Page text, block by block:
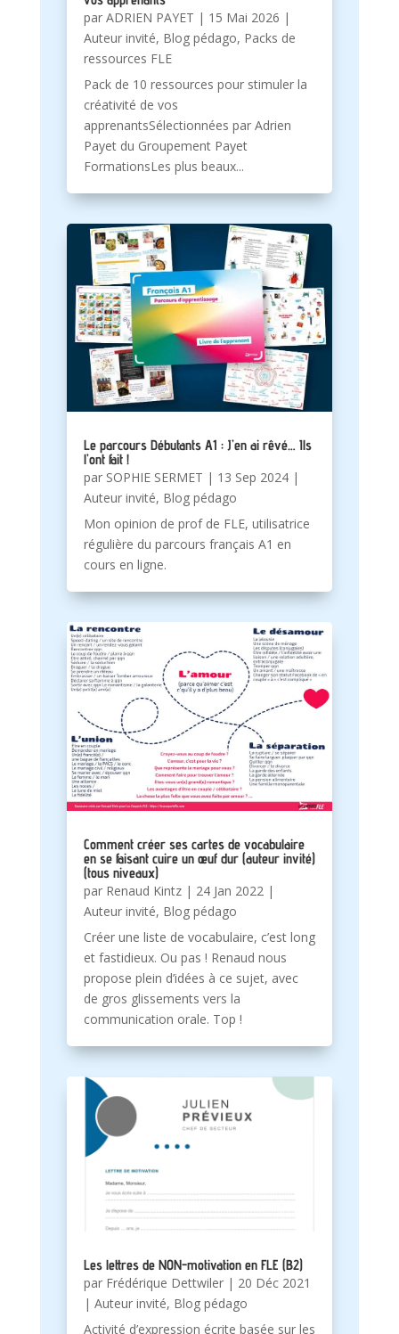
par ADRIEN PAYET | 15 Mai 2026 |
Auteur invité, Blog pédago, Packs de
ressources FLE
Pack de 10 ressources pour stimuler la
créativité de vos
apprenantsSélectionnées par Adrien
Payet du Groupement Payet
FormationsLes plus beaux...
Le parcours Débutants A1 : J’en ai rêvé… Ils
l’ont fait !
par SOPHIE SERMET | 13 Sep 2024|
Auteur invité, Blog pédago
Mon opinion de prof de FLE, utilisatrice
régulière du parcours français A1 en
cours en ligne.
Comment créer ses cartes de vocabulaire
en se faisant cuire un œuf dur (auteur invité)
(tous niveaux)
par Renaud Kintz| 24 Jan 2022 |
Auteur invité, Blog pédago
Créer une liste de vocabulaire, c’est long
et fastidieux. Ou pas ! Renaud nous
propose plein d’idées à ce sujet, avec
de gros glissements vers la
communication orale. Top !
Les lettres de NON-motivation en FLE (B2)
par Frédérique Dettwiler| 20 Déc 2021
| Auteur invité, Blog pédago
Activité d’expression écrite basée sur les